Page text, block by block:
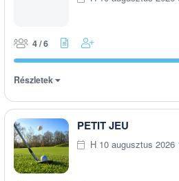
4 / 6
Részletek
PETIT JEU
H 10 augusztus 2026